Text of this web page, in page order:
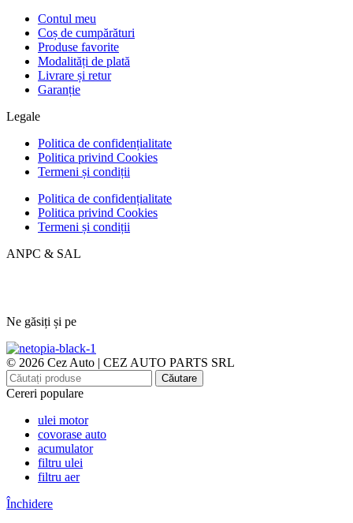
Contul meu
Coș de cumpărături
Produse favorite
Modalități de plată
Livrare și retur
Garanție
Legale
Politica de confidențialitate
Politica privind Cookies
Termeni și condiții
Politica de confidențialitate
Politica privind Cookies
Termeni și condiții
ANPC & SAL
Ne găsiți și pe
© 2026 Cez Auto | CEZ AUTO PARTS SRL
Căutare
Cereri populare
ulei motor
covorase auto
acumulator
filtru ulei
filtru aer
Închidere